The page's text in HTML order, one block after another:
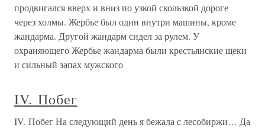
продвигался вверх и вниз по узкой скользкой дороге
через холмы. Жербье был один внутри машины, кроме
жандарма. Другой жандарм сидел за рулем. У
охраняющего Жербье жандарма были крестьянские щеки
и сильный запах мужского
IV. Побег
IV. Побег На следующий день я бежала с лесобиржи… Да